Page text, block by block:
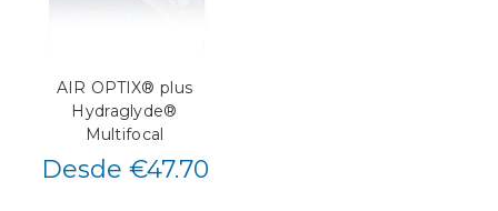
AIR OPTIX® plus
Hydraglyde®
Multifocal
Desde €47.70